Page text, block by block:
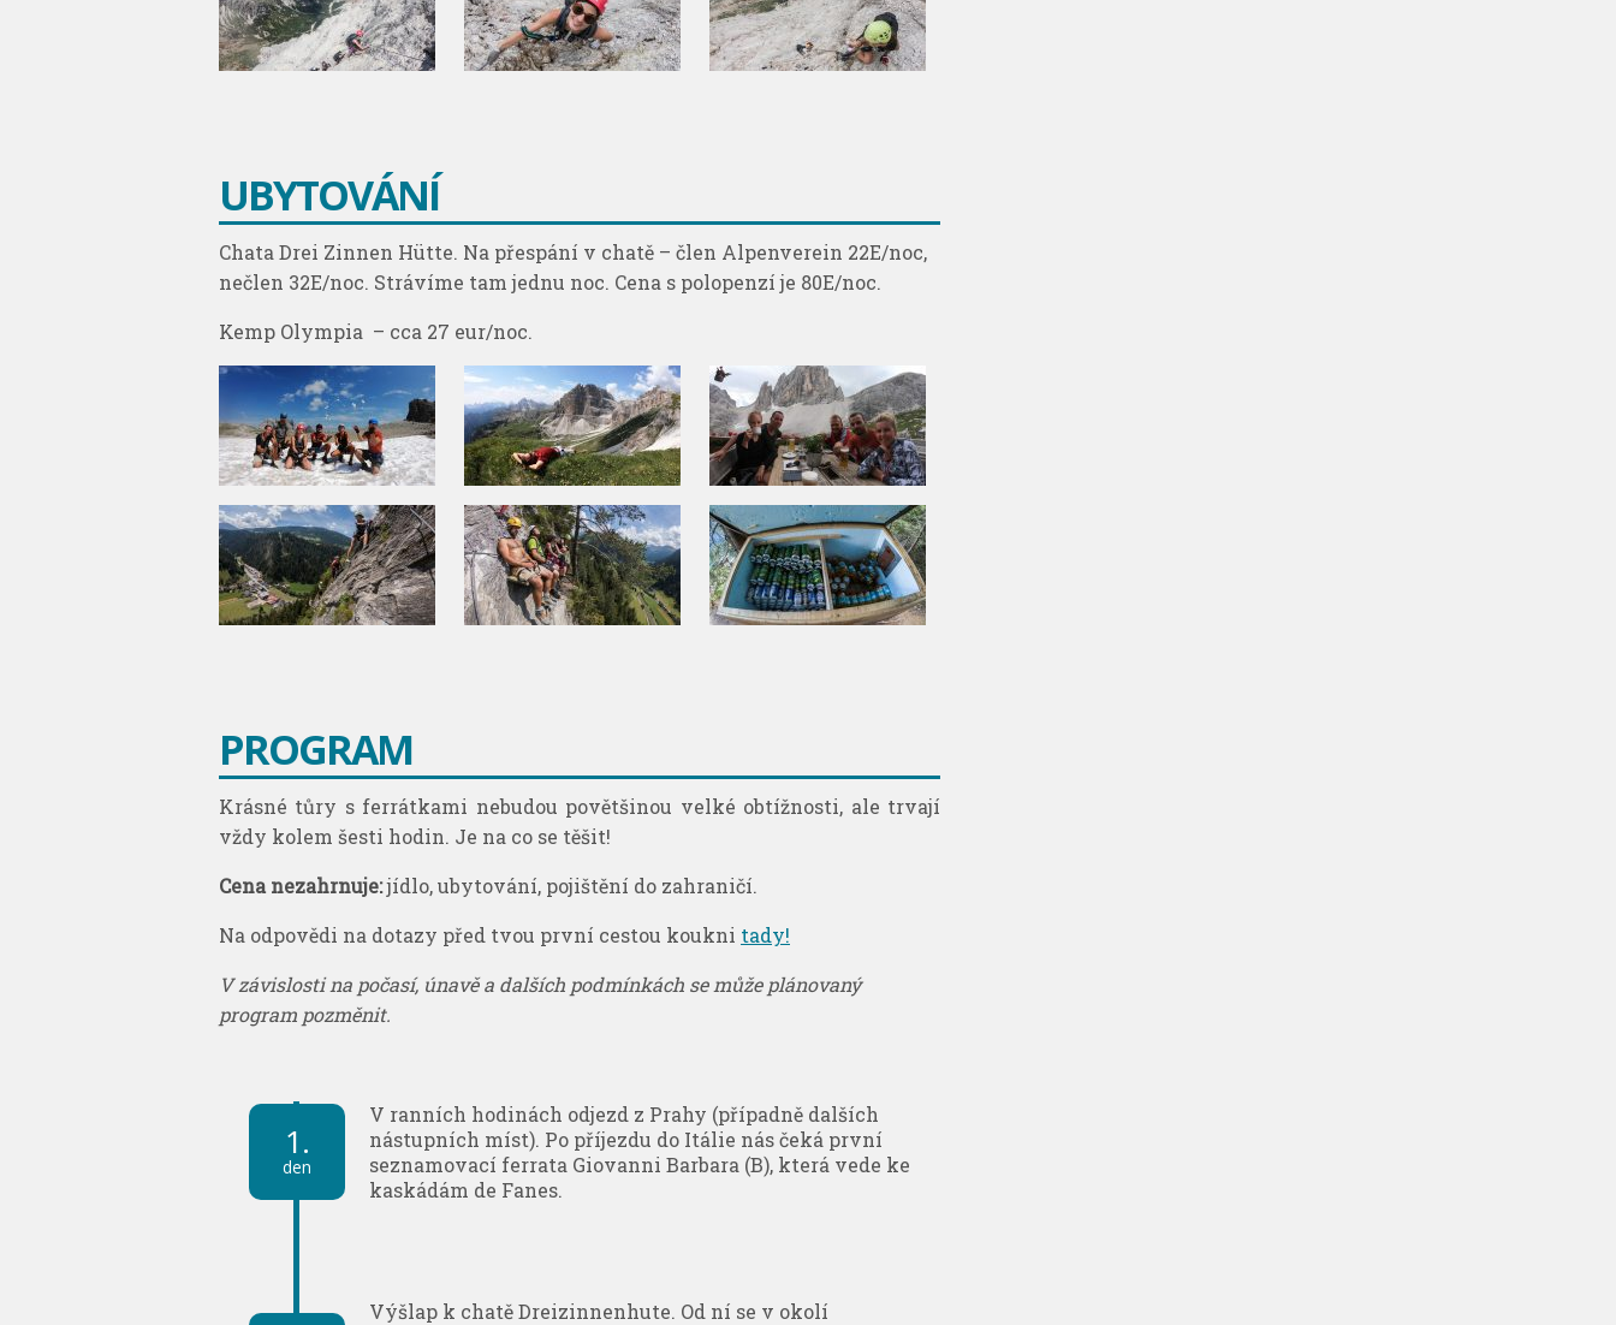
UBYTOVÁNÍ
Chata Drei Zinnen Hütte. Na přespání v chatě – člen Alpenverein 22E/noc,
nečlen 32E/noc. Strávíme tam jednu noc. Cena s polopenzí je 80E/noc.
Kemp Olympia – cca 27 eur/noc.
PROGRAM
Krásné tůry s ferrátkami nebudou povětšinou velké obtížnosti, ale trvají
vždy kolem šesti hodin. Je na co se těšit!
Cena nezahrnuje:jídlo, ubytování, pojištění do zahraničí.
Na odpovědi na dotazy před tvou první cestou koukni tady!
V závislosti na počasí, únavě a dalších podmínkách se může plánovaný
program pozměnit.
1.
den
V ranních hodinách odjezd z Prahy (případně dalších
nástupních míst). Po příjezdu do Itálie nás čeká první
seznamovací ferrata Giovanni Barbara (B), která vede ke
kaskádám de Fanes.
Výšlap k chatě Dreizinnenhute. Od ní se v okolí